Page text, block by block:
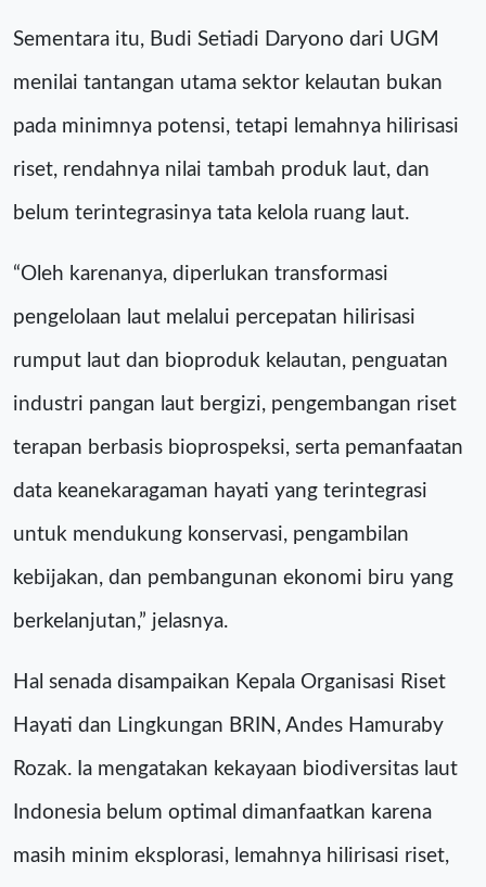
Sementara itu, Budi Setiadi Daryono dari UGM
menilai tantangan utama sektor kelautan bukan
pada minimnya potensi, tetapi lemahnya hilirisasi
riset, rendahnya nilai tambah produk laut, dan
belum terintegrasinya tata kelola ruang laut.
“Oleh karenanya, diperlukan transformasi
pengelolaan laut melalui percepatan hilirisasi
rumput laut dan bioproduk kelautan, penguatan
industri pangan laut bergizi, pengembangan riset
terapan berbasis bioprospeksi, serta pemanfaatan
data keanekaragaman hayati yang terintegrasi
untuk mendukung konservasi, pengambilan
kebijakan, dan pembangunan ekonomi biru yang
berkelanjutan,” jelasnya.
Hal senada disampaikan Kepala Organisasi Riset
Hayati dan Lingkungan BRIN, Andes Hamuraby
Rozak. Ia mengatakan kekayaan biodiversitas laut
Indonesia belum optimal dimanfaatkan karena
masih minim eksplorasi, lemahnya hilirisasi riset,